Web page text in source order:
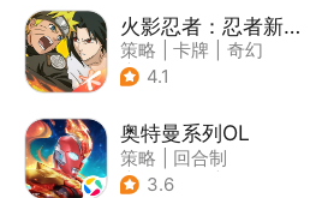
火影忍者：忍者新世代
策略 卡牌
奇幻
| 火影
4.1
奥特曼系列OL
策略
回合制
| 动漫改编
3.6